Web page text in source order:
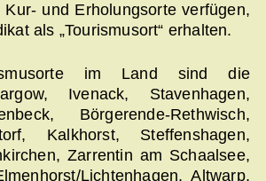
und Erholungsorte verfügen,
als „Tourismusort“ erhalten.
im Land sind die
Ivenack, Stavenhagen,
Börgerende-Rethwisch,
Kalkhorst, Steffenshagen,
Zarrentin am Schaalsee,
Lichtenhagen, Altwarp,